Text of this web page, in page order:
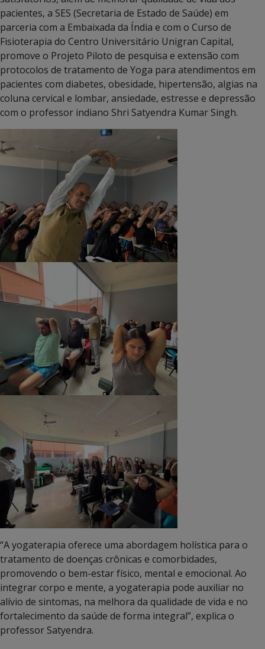
pacientes, a SES (Secretaria de Estado de Saúde) em
parceria com a Embaixada da Índia e com o Curso de
Fisioterapia do Centro Universitário Unigran Capital,
promove o Projeto Piloto de pesquisa e extensão com
protocolos de tratamento de Yoga para atendimentos em
pacientes com diabetes, obesidade, hipertensão, algias na
coluna cervical e lombar, ansiedade, estresse e depressão
com o professor indiano Shri Satyendra Kumar Singh.
“A yogaterapia oferece uma abordagem holística para o
tratamento de doenças crônicas e comorbidades,
promovendo o bem-estar físico, mental e emocional. Ao
integrar corpo e mente, a yogaterapia pode auxiliar no
alívio de sintomas, na melhora da qualidade de vida e no
fortalecimento da saúde de forma integral”, explica o
professor Satyendra.